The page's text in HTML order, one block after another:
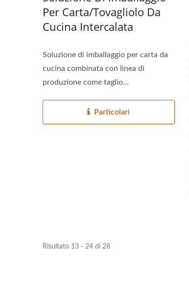
Per Carta/tovagliolo Da
Cucina Intercalata
Soluzione di imballaggio per carta da
cucina combinata con linea di
produzione come taglio...
Particolari
Risultato 13 - 24 di 28